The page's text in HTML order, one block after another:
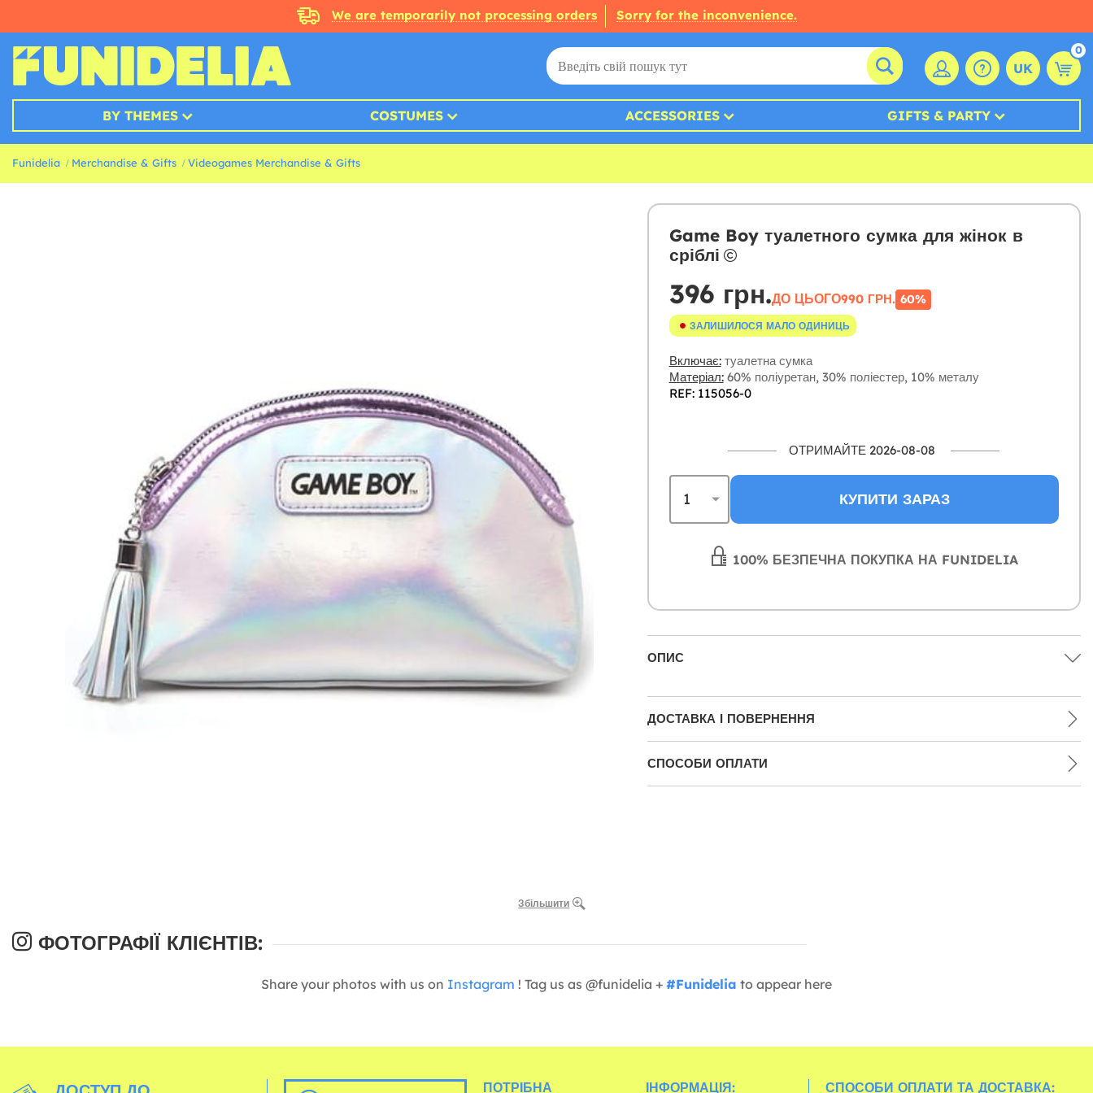
We are temporarily not processing orders Sorry for the inconvenience.
UK
0
BY THEMES COSTUMES ACCESSORIES GIFTS & PARTY
Funidelia Merchandise & Gifts Videogames Merchandise & Gifts
Збільшити
Game Boy туалетного сумка для жінок в
сріблі
396 грн.ДО ЦЬОГО990 ГРН. 60%
ЗАЛИШИЛОСЯ МАЛО ОДИНИЦЬ
Включає:туалетна сумка
Матеріал:60% поліуретан, 30% поліестер, 10% металу
REF: 115056-0
ОТРИМАЙТЕ 2026-08-08
КУПИТИ ЗАРАЗ
100% БЕЗПЕЧНА ПОКУПКА НА FUNIDELIA
ОПИС
ДОСТАВКА І ПОВЕРНЕННЯ
СПОСОБИ ОПЛАТИ
ФОТОГРАФІЇ КЛІЄНТІВ:
Share your photos with us on Instagram ! Tag us as @funidelia + #Funidelia to appear here
ПОТРІБНА ІНФОРМАЦІЯ: СПОСОБИ ОПЛАТИ ТА ДОСТАВКА: